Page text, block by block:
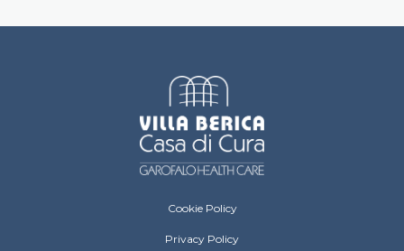
Villa Berica Footer menu
Cookie Policy
Privacy Policy